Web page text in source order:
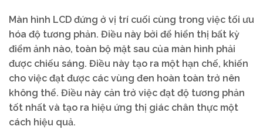
Màn hình LCD đứng ở vị trí cuối cùng trong việc tối ưu
hóa độ tương phản. Điều này bởi để hiển thị bất kỳ
điểm ảnh nào, toàn bộ mặt sau của màn hình phải
được chiếu sáng. Điều này tạo ra một hạn chế, khiến
cho việc đạt được các vùng đen hoàn toàn trở nên
không thể. Điều này cản trở việc đạt độ tương phản
tốt nhất và tạo ra hiệu ứng thị giác chân thực một
cách hiệu quả.